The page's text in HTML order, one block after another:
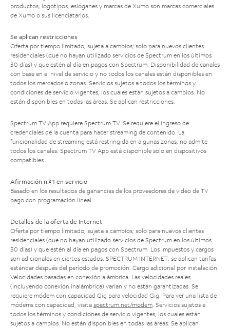
productos, logotipos, eslóganes y marcas de Xumo son marcas comerciales
de Xumo o sus licenciatarios.
Se aplican restricciones
Oferta por tiempo limitado; sujeta a cambios; solo para nuevos clientes
residenciales (que no hayan utilizado servicios de Spectrum en los últimos
30 días) y que estén al día en pagos con Spectrum. Disponibilidad de canales
con base en el nivel de servicio y no todos los canales están disponibles en
todos los mercados o zonas. Servicios sujetos a todos los términos y
condiciones de servicio vigentes, los cuales están sujetos a cambios. No
están disponibles en todas las áreas. Se aplican restricciones.
Spectrum TV App requiere Spectrum TV. Se requiere el ingreso de
credenciales de la cuenta para hacer streaming de contenido. La
funcionalidad de streaming está restringida en algunas zonas; no admite
todos los canales. Spectrum TV App está disponible solo en dispositivos
compatibles.
Afirmación n.º 1 en servicio
Basado en los resultados de ganancias de los proveedores de video de TV
pago con programación lineal.
Detalles de la oferta de Internet
Oferta por tiempo limitado; sujeta a cambios; solo para nuevos clientes
residenciales (que no hayan utilizado servicios de Spectrum en los últimos
30 días) y que estén al día en pagos con Spectrum. Los impuestos y cargos
son adicionales en ciertos estados. SPECTRUM INTERNET: se aplican tarifas
estándar después del período de promoción. Cargo adicional por instalación.
Velocidades basadas en conexión alámbrica. Las velocidades reales
(incluyendo conexión inalámbrica) varían y no están garantizadas. Se
requiere módem con capacidad Gig para velocidad Gig. Para ver una lista de
módems con capacidad, visita spectrum.net/modem. Servicios sujetos a
todos los términos y condiciones de servicio vigentes, los cuales están
sujetos a cambios. No están disponibles en todas las áreas. Se aplican